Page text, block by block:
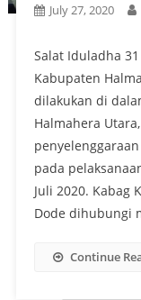
July 27, 2020
Salat Iduladha
Kabupaten
dilakukan di
Halmahera
pada
Juli 2020. Kabag
Dode dihubungi
Continue